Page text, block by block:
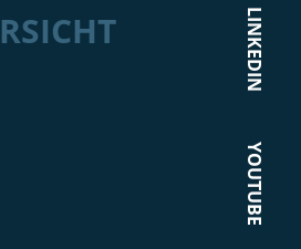
LINKEDIN
YOUTUBE